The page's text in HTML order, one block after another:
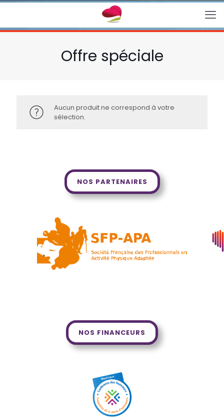
Offre spéciale
Aucun produit ne correspond à votre
sélection.
NOS PARTENAIRES
NOS FINANCEURS